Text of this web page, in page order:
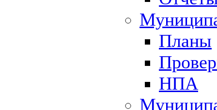
Планы
НПА